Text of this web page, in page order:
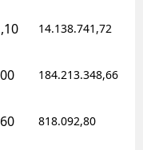
14.138.741,72
184.213.348,66
818.092,80